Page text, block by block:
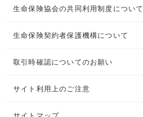
生命保険協会の共同利用制度について
生命保険契約者保護機構について
取引時確認についてのお願い
サイト利用上のご注意